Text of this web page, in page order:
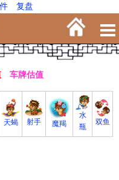
复盘
车牌估值
天蝎 射手 魔羯
水
瓶
双鱼